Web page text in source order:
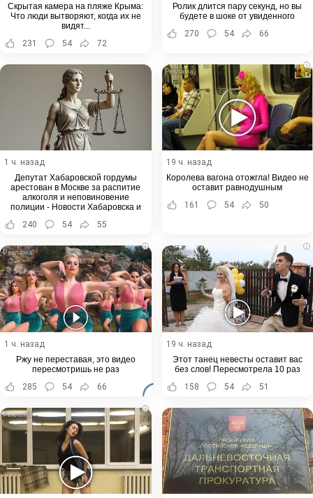
Скрытая камера на пляже Крыма:
Что люди вытворяют, когда их не
видят...
231
54 72
Ролик длится пару секунд, но вы
будете в шоке от увиденного
270
54 66
1 ч. назад
Депутат Хабаровской гордумы
арестован в Москве за распитие
алкоголя и неповиновение
полиции - Новости Хабаровска и
240 54 55
i
19 ч. назад
Королева вагона отожгла! Видео не
оставит равнодушным
161
54 50
i
1 ч. назад
Ржу не переставая, это видео
пересмотришь не раз
285
54 66
i
19 ч. назад
Этот танец невесты оставит вас
без слов! Пересмотрела 10 раз
158
54 51
i